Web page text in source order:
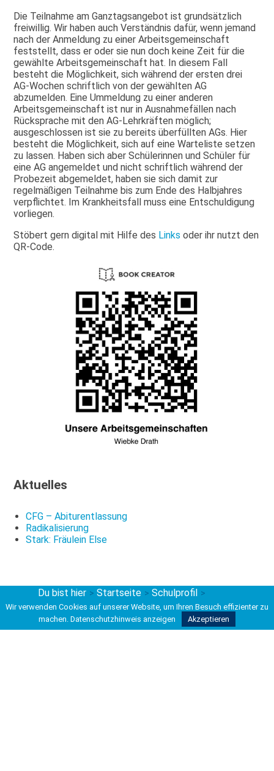
Die Teilnahme am Ganztagsangebot ist grundsätzlich
freiwillig. Wir haben auch Verständnis dafür, wenn jemand
nach der Anmeldung zu einer Arbeitsgemeinschaft
feststellt, dass er oder sie nun doch keine Zeit für die
gewählte Arbeitsgemeinschaft hat. In diesem Fall
besteht die Möglichkeit, sich während der ersten drei
AG-Wochen schriftlich von der gewählten AG
abzumelden. Eine Ummeldung zu einer anderen
Arbeitsgemeinschaft ist nur in Ausnahmefällen nach
Rücksprache mit den AG-Lehrkräften möglich;
ausgeschlossen ist sie zu bereits überfüllten AGs. Hier
besteht die Möglichkeit, sich auf eine Warteliste setzen
zu lassen. Haben sich aber Schülerinnen und Schüler für
eine AG angemeldet und nicht schriftlich während der
Probezeit abgemeldet, haben sie sich damit zur
regelmäßigen Teilnahme bis zum Ende des Halbjahres
verpflichtet. Im Krankheitsfall muss eine Entschuldigung
vorliegen.
Stöbert gern digital mit Hilfe des Links oder ihr nutzt den
QR-Code.
Aktuelles
CFG – Abiturentlassung
Radikalisierung
Stark: Fräulein Else
Du bist hier > Startseite > Schulprofil >
Arbeitsgemeinschaften
Wir verwenden Cookies auf unserer Website, um Ihren Besuch effizienter zu
machen. Datenschutzhinweis anzeigen Akzeptieren